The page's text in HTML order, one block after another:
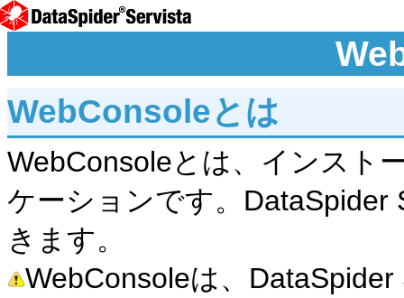
WebConsoleとは
WebConsoleとは、インスト
ケーションです。DataSpider
きます。
WebConsoleは、